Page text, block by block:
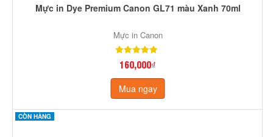
Mực in Dye Premium Canon GL71 màu Xanh 70ml
Mực in Canon
160,000₫
Mua ngay
CÒN HÀNG